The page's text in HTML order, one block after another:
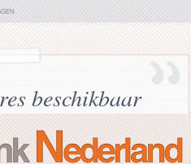
beschikbaar